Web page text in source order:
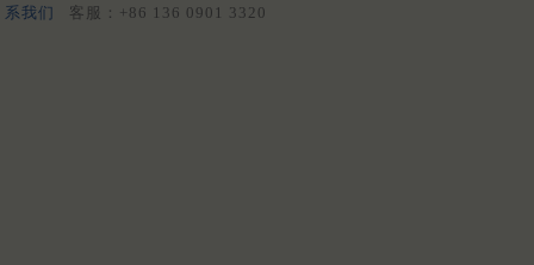
系我们
客服：+86 136 0901 3320